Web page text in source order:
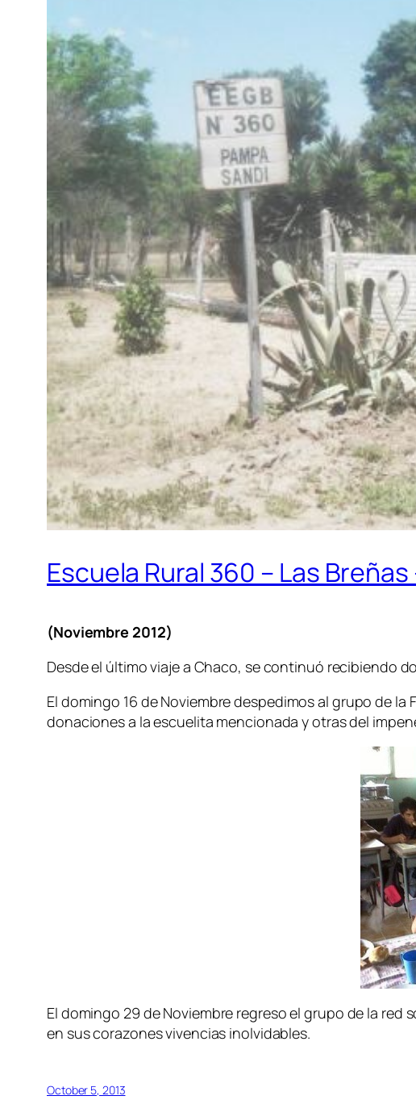
Escuela Rural 360 – Las Breñas
(Noviembre 2012)
Desde el último viaje a Chaco, se continuó recibiendo
El domingo 16 de Noviembre despedimos al grupo de
donaciones a la escuelita mencionada y otras del
El domingo 29 de Noviembre regreso el grupo de la
en sus corazones vivencias inolvidables.
October 5, 2013